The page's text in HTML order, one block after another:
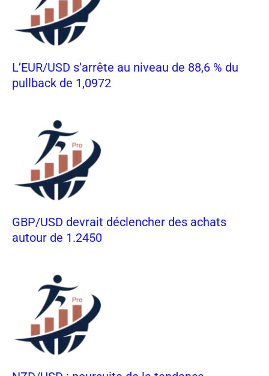
L’EUR/USD s’arrête au niveau de 88,6 % du
pullback de 1,0972
GBP/USD devrait déclencher des achats
autour de 1.2450